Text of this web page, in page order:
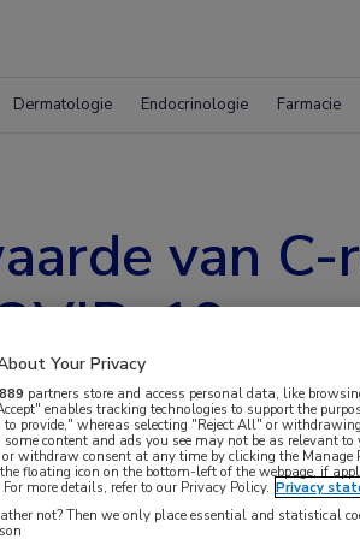
Dermatologie Endocrinologie Farmacie
van
19
proteïne (CRP) bij opname
Your Privacy
889 partners store and access personal data, like
enables tracking technologies to support the
to provide," whereas selecting "Reject All" or
some content and ads you see may not be as relevant
or withdraw consent at any time by clicking the Manage
floating icon on the bottom-left of the webpage, if
more details, refer to our Privacy Policy. Privacy
not? Then we only place essential and statistical